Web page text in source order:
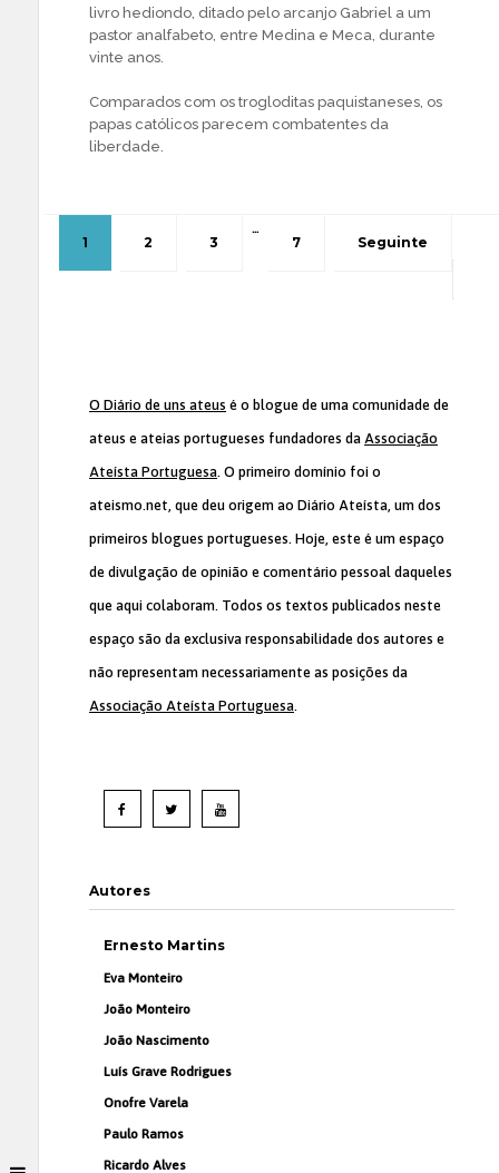
livro hediondo, ditado pelo arcanjo Gabriel a um
pastor analfabeto, entre Medina e Meca, durante
vinte anos.
Comparados com os trogloditas paquistaneses, os
papas católicos parecem combatentes da
liberdade.
1 2 3
…
7 Seguinte
O Diário de uns ateus é o blogue de uma comunidade de
ateus e ateias portugueses fundadores da Associação
Ateísta Portuguesa. O primeiro domínio foi o
ateismo.net, que deu origem ao Diário Ateísta, um dos
primeiros blogues portugueses. Hoje, este é um espaço
de divulgação de opinião e comentário pessoal daqueles
que aqui colaboram. Todos os textos publicados neste
espaço são da exclusiva responsabilidade dos autores e
não representam necessariamente as posições da
Associação Ateísta Portuguesa.
Autores
Ernesto Martins
Eva Monteiro
João Monteiro
João Nascimento
Luís Grave Rodrigues
Onofre Varela
Paulo Ramos
Ricardo Alves